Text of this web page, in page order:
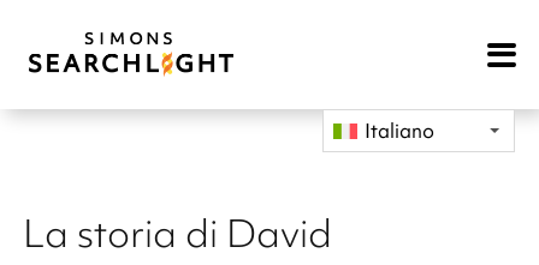
Open
Italiano
La storia di David